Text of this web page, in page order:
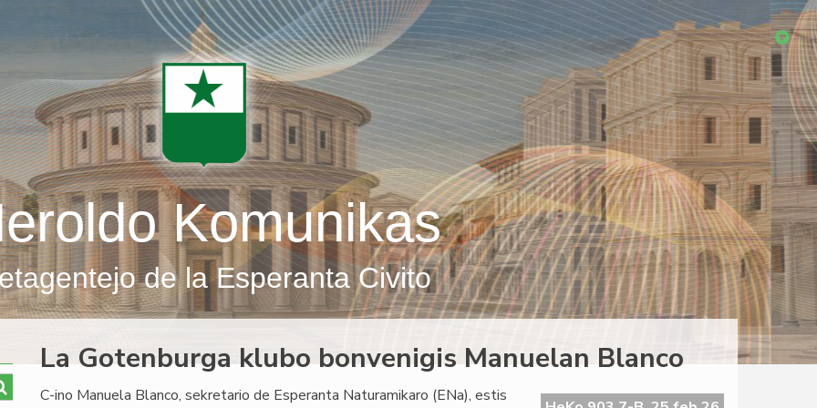
Komunikas
de la Esperanta Civito
La Gotenburga klubo bonvenigis Manuelan Blanco
C-ino Manuela Blanco, sekretario de Esperanta Naturamikaro (ENa), estis